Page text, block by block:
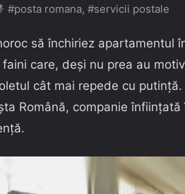
#posta romana, #servicii postale
să închiriez apartamentul
faini care, deși nu prea au
cât mai repede cu putință.
Română, companie